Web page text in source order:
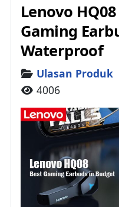
Lenovo
Gaming
Waterproof
Details
Ulasan Produk
4006